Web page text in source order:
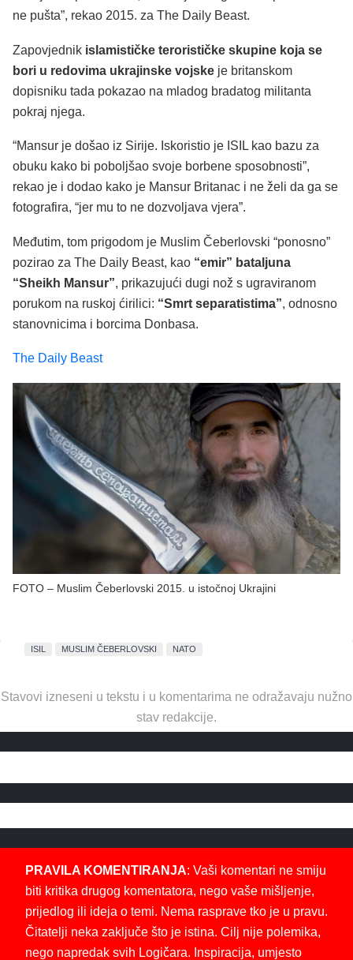
ne pušta”, rekao 2015. za The Daily Beast.
Zapovjednik islamističke terorističke skupine koja se
bori u redovima ukrajinske vojske je britanskom
dopisniku tada pokazao na mladog bradatog militanta
pokraj njega.
“Mansur je došao iz Sirije. Iskoristio je ISIL kao bazu za
obuku kako bi poboljšao svoje borbene sposobnosti”,
rekao je i dodao kako je Mansur Britanac i ne želi da ga se
fotografira, “jer mu to ne dozvoljava vjera”.
Međutim, tom prigodom je Muslim Čeberlovski “ponosno”
pozirao za The Daily Beast, kao “emir” bataljuna
“Sheikh Mansur”, prikazujući dugi nož s ugraviranom
porukom na ruskoj ćirilici: “Smrt separatistima”, odnosno
stanovnicima i borcima Donbasa.
The Daily Beast
FOTO – Muslim Čeberlovski 2015. u istočnoj Ukrajini
ISIL MUSLIM ČEBERLOVSKI NATO
Stavovi izneseni u tekstu i u komentarima ne odražavaju nužno
stav redakcije.
PRAVILA KOMENTIRANJA: Vaši komentari ne smiju
biti kritika drugog komentatora, nego vaše mišljenje,
prijedlog ili ideja o temi. Nema rasprave tko je u pravu.
Čitatelji neka zaključe što je istina. Cilj nije polemika,
nego napredak svih Logičara. Inspiracija, umjesto